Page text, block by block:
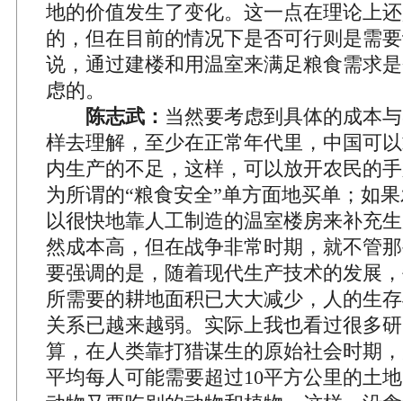
地的价值发生了变化。这一点在理论上
的，但在目前的情况下是否可行则是需
说，通过建楼和用温室来满足粮食需求
虑的。
陈志武： 当然要考虑到具体的成本
样去理解，至少在正常年代里，中国可
内生产的不足，这样，可以放开农民的
为所谓的“粮食安全”单方面地买单；如
以很快地靠人工制造的温室楼房来补充
然成本高，但在战争非常时期，就不管
要强调的是，随着现代生产技术的发展
所需要的耕地面积已大大减少，人的生
关系已越来越弱。实际上我也看过很多
算，在人类靠打猎谋生的原始社会时期
平均每人可能需要超过10平方公里的土